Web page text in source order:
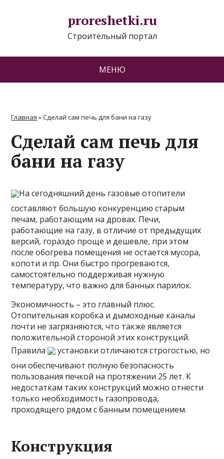
proreshetki.ru
Строительный портал
МЕНЮ
Главная »Сделай сам печь для бани на газу
Сделай сам печь для
бани на газу
На сегодняшний день газовые отопители
составляют большую конкуренцию старым
печам, работающим на дровах. Печи,
работающие на газу, в отличие от предыдущих
версий, гораздо проще и дешевле, при этом
после обогрева помещения не остается мусора,
копоти и пр. Они быстро прогреваются,
самостоятельно поддерживая нужную
температуру, что важно для банных парилок.
Экономичность – это главный плюс.
Отопительная коробка и дымоходные каналы
почти не загрязняются, что также является
положительной стороной этих конструкций.
Правила
установки отличаются строгостью, но
они обеспечивают полную безопасность
пользования печкой на протяжении 25 лет. К
недостаткам таких конструкций можно отнести
только необходимость газопровода,
проходящего рядом с банным помещением.
Конструкция